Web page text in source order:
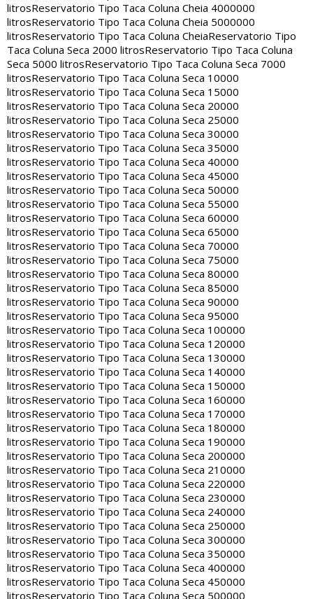
litrosReservatorio Tipo Taca Coluna Cheia 4000000
litrosReservatorio Tipo Taca Coluna Cheia 5000000
litrosReservatorio Tipo Taca Coluna CheiaReservatorio Tipo
Taca Coluna Seca 2000 litrosReservatorio Tipo Taca Coluna
Seca 5000 litrosReservatorio Tipo Taca Coluna Seca 7000
litrosReservatorio Tipo Taca Coluna Seca 10000
litrosReservatorio Tipo Taca Coluna Seca 15000
litrosReservatorio Tipo Taca Coluna Seca 20000
litrosReservatorio Tipo Taca Coluna Seca 25000
litrosReservatorio Tipo Taca Coluna Seca 30000
litrosReservatorio Tipo Taca Coluna Seca 35000
litrosReservatorio Tipo Taca Coluna Seca 40000
litrosReservatorio Tipo Taca Coluna Seca 45000
litrosReservatorio Tipo Taca Coluna Seca 50000
litrosReservatorio Tipo Taca Coluna Seca 55000
litrosReservatorio Tipo Taca Coluna Seca 60000
litrosReservatorio Tipo Taca Coluna Seca 65000
litrosReservatorio Tipo Taca Coluna Seca 70000
litrosReservatorio Tipo Taca Coluna Seca 75000
litrosReservatorio Tipo Taca Coluna Seca 80000
litrosReservatorio Tipo Taca Coluna Seca 85000
litrosReservatorio Tipo Taca Coluna Seca 90000
litrosReservatorio Tipo Taca Coluna Seca 95000
litrosReservatorio Tipo Taca Coluna Seca 100000
litrosReservatorio Tipo Taca Coluna Seca 120000
litrosReservatorio Tipo Taca Coluna Seca 130000
litrosReservatorio Tipo Taca Coluna Seca 140000
litrosReservatorio Tipo Taca Coluna Seca 150000
litrosReservatorio Tipo Taca Coluna Seca 160000
litrosReservatorio Tipo Taca Coluna Seca 170000
litrosReservatorio Tipo Taca Coluna Seca 180000
litrosReservatorio Tipo Taca Coluna Seca 190000
litrosReservatorio Tipo Taca Coluna Seca 200000
litrosReservatorio Tipo Taca Coluna Seca 210000
litrosReservatorio Tipo Taca Coluna Seca 220000
litrosReservatorio Tipo Taca Coluna Seca 230000
litrosReservatorio Tipo Taca Coluna Seca 240000
litrosReservatorio Tipo Taca Coluna Seca 250000
litrosReservatorio Tipo Taca Coluna Seca 300000
litrosReservatorio Tipo Taca Coluna Seca 350000
litrosReservatorio Tipo Taca Coluna Seca 400000
litrosReservatorio Tipo Taca Coluna Seca 450000
litrosReservatorio Tipo Taca Coluna Seca 500000